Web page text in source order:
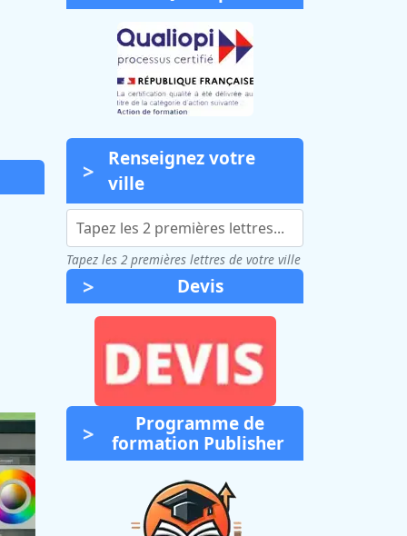
Renseignez votre
ville
Tapez les 2 premières lettres de votre ville
Devis
Programme de
formation Publisher